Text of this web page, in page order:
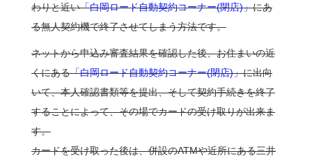
わりと近い「白岡ロード自動契約コーナー(閉店)」にあ
る無人契約機で終了させてしまう方法です。
ネットから申込み審査結果を確認した後、お住まいの近
くにある「白岡ロード自動契約コーナー(閉店)」に出向
いて、本人確認書類等を提出、そして契約手続きを終了
することによって、その場でカードの受け取りが出来ま
す。
カードを受け取った後は、併設のATMや近所にある三井